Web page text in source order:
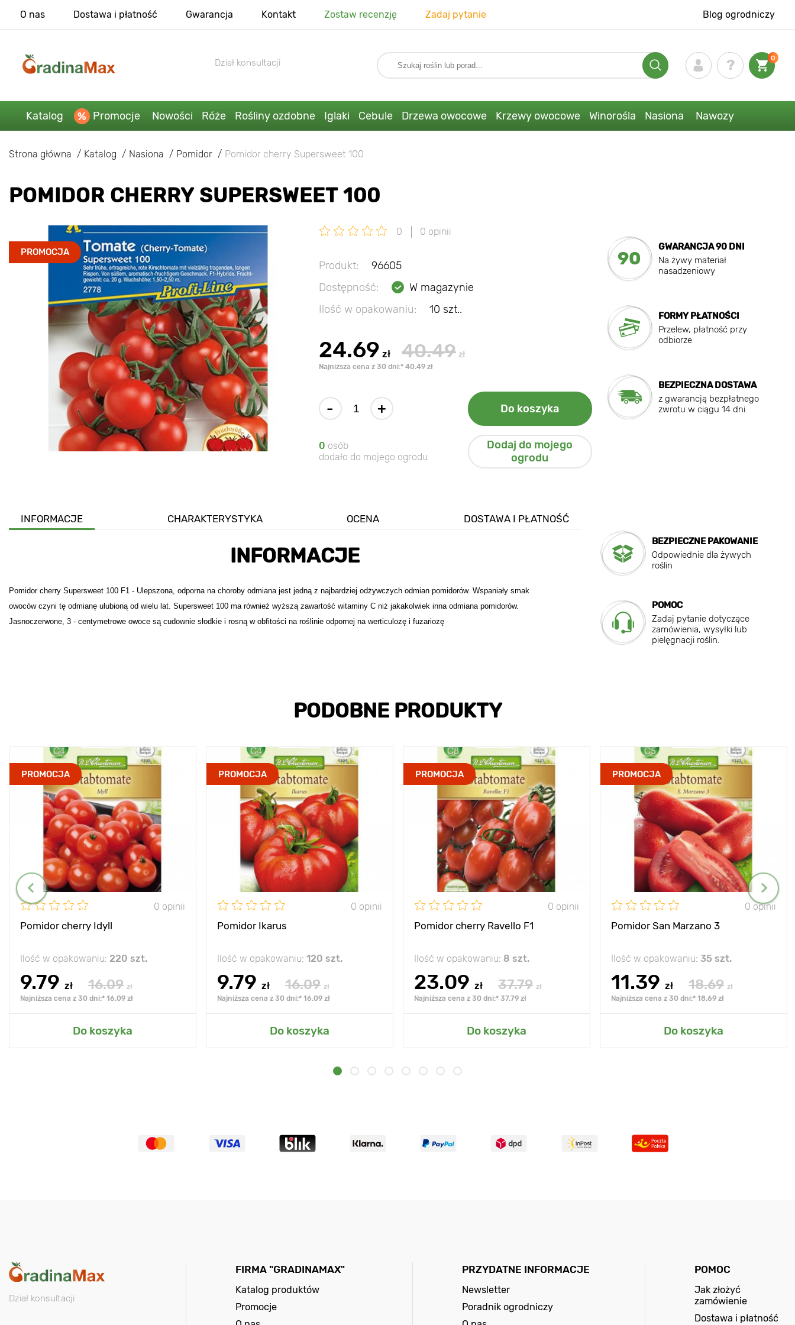
O nas Dostawa i płatność Gwarancja Kontakt Zostaw recenzję Zadaj pytanie Blog ogrodniczy
Dział konsultacji 0
Katalog Promocje Nowości Róże Rośliny ozdobne Iglaki Cebule Drzewa owocowe Krzewy owocowe Winorośla Nasiona Nawozy
Strona główna Katalog Nasiona Pomidor Pomidor cherry Supersweet 100
POMIDOR CHERRY SUPERSWEET 100
PROMOCJA
0 0 opinii
Produkt:
96605
Dostępność:
W magazynie
Ilość w opakowaniu:
10 szt..
24.69 zł 40.49 zł
Najniższa cena z 30 dni:* 40.49 zł
- + Do koszyka
0 osób
dodało do mojego ogrodu
Dodaj do mojego
ogrodu
90
GWARANCJA 90 DNI
Na żywy materiał
nasadzeniowy
FORMY PŁATNOŚCI
Przelew, płatność przy
odbiorze
BEZPIECZNA DOSTAWA
z gwarancją bezpłatnego
zwrotu w ciągu 14 dni
INFORMACJE CHARAKTERYSTYKA OCENA DOSTAWA I PŁATNOŚĆ
INFORMACJE
Pomidor cherry Supersweet 100 F1 - Ulepszona, odporna na choroby odmiana jest jedną z najbardziej odżywczych odmian pomidorów. Wspaniały smak
owoców czyni tę odmianę ulubioną od wielu lat. Supersweet 100 ma również wyższą zawartość witaminy C niż jakakolwiek inna odmiana pomidorów.
Jasnoczerwone, 3 - centymetrowe owoce są cudownie słodkie i rosną w obfitości na roślinie odpornej na werticulozę i fuzariozę
BEZPIECZNE PAKOWANIE
Odpowiednie dla żywych
roślin
POMOC
Zadaj pytanie dotyczące
zamówienia, wysyłki lub
pielęgnacji roślin.
PODOBNE PRODUKTY
PROMOCJA
0 opinii
Pomidor cherry Idyll
Ilość w opakowaniu: 220 szt.
9.79 zł 16.09 zł
Najniższa cena z 30 dni:* 16.09 zł
Do koszyka
PROMOCJA
0 opinii
Pomidor Ikarus
Ilość w opakowaniu: 120 szt.
9.79 zł 16.09 zł
Najniższa cena z 30 dni:* 16.09 zł
Do koszyka
PROMOCJA
0 opinii
Pomidor cherry Ravello F1
Ilość w opakowaniu: 8 szt.
23.09 zł 37.79 zł
Najniższa cena z 30 dni:* 37.79 zł
Do koszyka
PROMOCJA
0 opinii
Pomidor San Marzano 3
Ilość w opakowaniu: 35 szt.
11.39 zł 18.69 zł
Najniższa cena z 30 dni:* 18.69 zł
Do koszyka
Dział konsultacji
FIRMA "GRADINAMAX"
Katalog produktów
Promocje
PRZYDATNE INFORMACJE
Newsletter
Poradnik ogrodniczy
POMOC
Jak złożyć
zamówienie
Dostawa i płatność